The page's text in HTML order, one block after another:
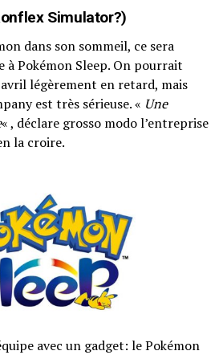
Simulator?)
dans son sommeil, ce sera
à Pokémon Sleep. On pourrait
légèrement en retard, mais
est très sérieuse. « Une
« , déclare grosso modo l’entreprise
la croire.
avec un gadget: le Pokémon